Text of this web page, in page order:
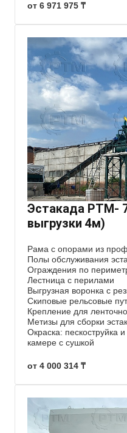
от 6 971 975 ₸
Эстакада РТМ-
выгрузки 4м)
Рама с опорами из
Полы обслуживания
Ограждения по
Лестница с перилами
Выгрузная воронка с
Скиповые рельсовые
Крепление для
Метизы для сборки
Окраска: пескоструйка
камере с сушкой
от 4 000 314 ₸